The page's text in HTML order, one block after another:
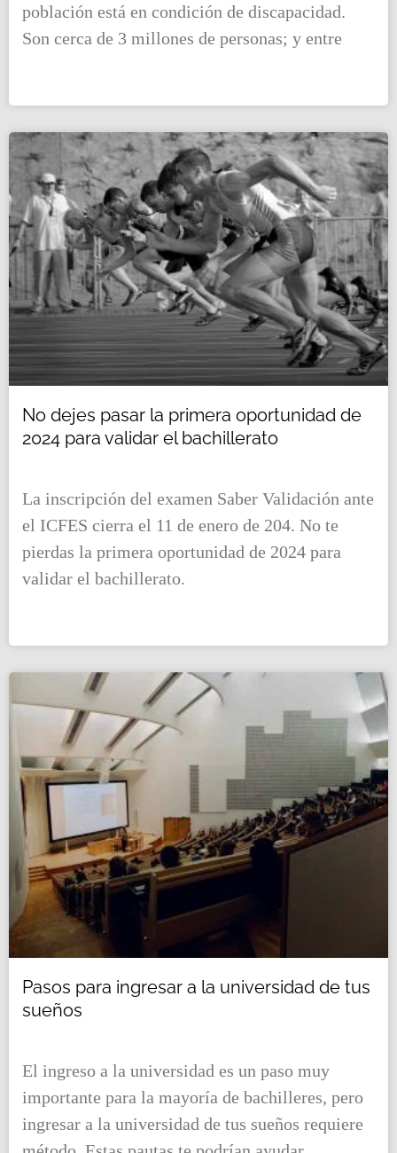
población está en condición de discapacidad.
Son cerca de 3 millones de personas; y entre
No dejes pasar la primera oportunidad de
2024 para validar el bachillerato
La inscripción del examen Saber Validación ante
el ICFES cierra el 11 de enero de 204. No te
pierdas la primera oportunidad de 2024 para
validar el bachillerato.
Pasos para ingresar a la universidad de tus
sueños
El ingreso a la universidad es un paso muy
importante para la mayoría de bachilleres, pero
ingresar a la universidad de tus sueños requiere